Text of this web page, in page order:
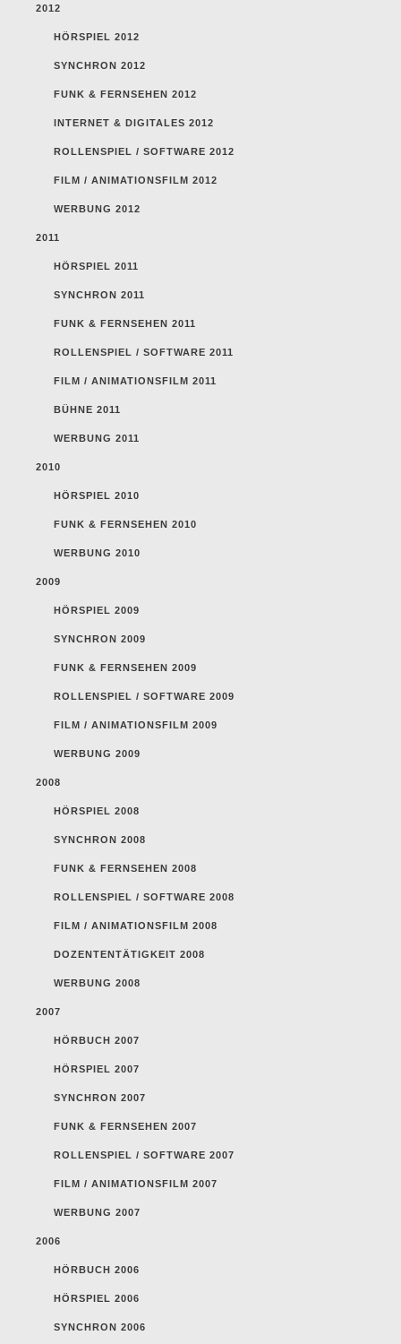
2012
HÖRSPIEL 2012
SYNCHRON 2012
FUNK & FERNSEHEN 2012
INTERNET & DIGITALES 2012
ROLLENSPIEL / SOFTWARE 2012
FILM / ANIMATIONSFILM 2012
WERBUNG 2012
2011
HÖRSPIEL 2011
SYNCHRON 2011
FUNK & FERNSEHEN 2011
ROLLENSPIEL / SOFTWARE 2011
FILM / ANIMATIONSFILM 2011
BÜHNE 2011
WERBUNG 2011
2010
HÖRSPIEL 2010
FUNK & FERNSEHEN 2010
WERBUNG 2010
2009
HÖRSPIEL 2009
SYNCHRON 2009
FUNK & FERNSEHEN 2009
ROLLENSPIEL / SOFTWARE 2009
FILM / ANIMATIONSFILM 2009
WERBUNG 2009
2008
HÖRSPIEL 2008
SYNCHRON 2008
FUNK & FERNSEHEN 2008
ROLLENSPIEL / SOFTWARE 2008
FILM / ANIMATIONSFILM 2008
DOZENTENTÄTIGKEIT 2008
WERBUNG 2008
2007
HÖRBUCH 2007
HÖRSPIEL 2007
SYNCHRON 2007
FUNK & FERNSEHEN 2007
ROLLENSPIEL / SOFTWARE 2007
FILM / ANIMATIONSFILM 2007
WERBUNG 2007
2006
HÖRBUCH 2006
HÖRSPIEL 2006
SYNCHRON 2006